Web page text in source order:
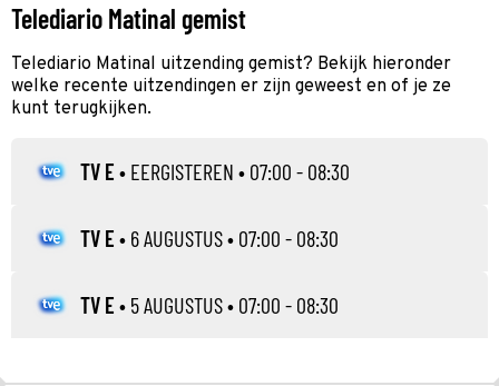
Telediario Matinal gemist
Telediario Matinal uitzending gemist? Bekijk hieronder
welke recente uitzendingen er zijn geweest en of je ze
kunt terugkijken.
TV E • EERGISTEREN • 07:00 - 08:30
TV E • 6 AUGUSTUS• 07:00 - 08:30
TV E • 5 AUGUSTUS• 07:00 - 08:30